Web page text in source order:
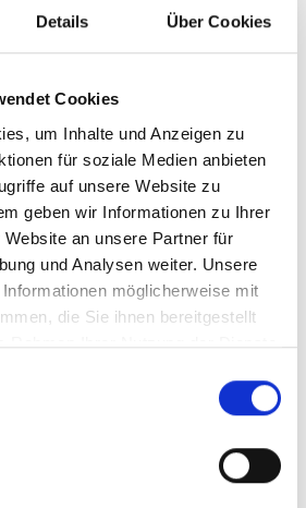
Details Über Cookies
Cookies
um Inhalte und Anzeigen zu
für soziale Medien anbieten
auf unsere Website zu
geben wir Informationen zu Ihrer
an unsere Partner für
und Analysen weiter. Unsere
möglicherweise mit
die Sie ihnen bereitgestellt
Rahmen Ihrer Nutzung der Dienste
der
von CNC-
sowohl das Aussehen als
der Bauteile. Dies umfasst
und Kratzfestigkeit,
wie Glanz, Farbe oder